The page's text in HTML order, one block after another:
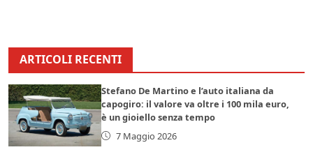
ARTICOLI RECENTI
Stefano De Martino e l’auto italiana da
capogiro: il valore va oltre i 100 mila euro,
è un gioiello senza tempo
7 Maggio 2026